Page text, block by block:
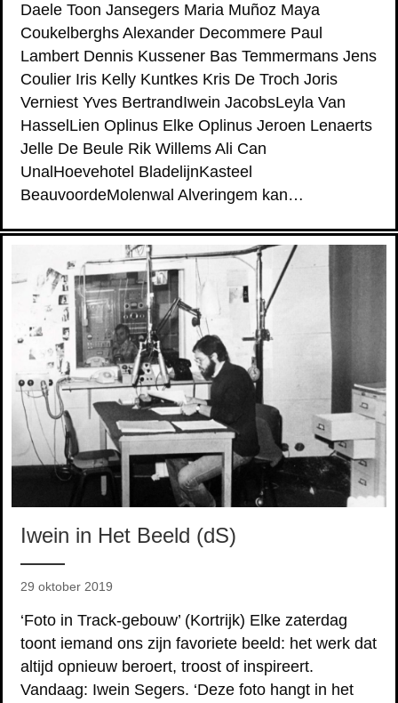
Daele Toon Jansegers Maria Muñoz Maya
Coukelberghs Alexander Decommere Paul
Lambert Dennis Kussener Bas Temmermans Jens
Coulier Iris Kelly Kuntkes Kris De Troch Joris
Verniest Yves BertrandIwein JacobsLeyla Van
HasselLien Oplinus Elke Oplinus Jeroen Lenaerts
Jelle De Beule Rik Willems Ali Can
UnalHoevehotel BladelijnKasteel
BeauvoordeMolenwal Alveringem kan…
Iwein in Het Beeld (dS)
29 oktober 2019
‘Foto in Track-gebouw’ (Kortrijk) Elke zaterdag
toont iemand ons zijn favoriete beeld: het werk dat
altijd opnieuw beroert, troost of inspireert.
Vandaag: Iwein Segers. ‘Deze foto hangt in het